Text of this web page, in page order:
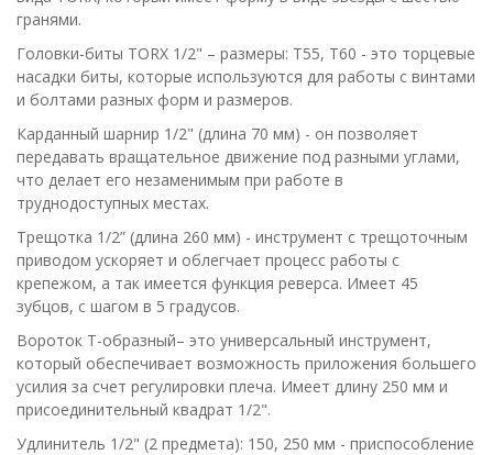
гранями.
Головки-биты TORX 1/2" – размеры: T55, T60 - это торцевые
насадки биты, которые используются для работы с винтами
и болтами разных форм и размеров.
Карданный шарнир 1/2" (длина 70 мм) - он позволяет
передавать вращательное движение под разными углами,
что делает его незаменимым при работе в
труднодоступных местах.
Трещотка 1/2” (длина 260 мм) - инструмент с трещоточным
приводом ускоряет и облегчает процесс работы с
крепежом, а так имеется функция реверса. Имеет 45
зубцов, с шагом в 5 градусов.
Вороток Т-образный– это универсальный инструмент,
который обеспечивает возможность приложения большего
усилия за счет регулировки плеча. Имеет длину 250 мм и
присоединительный квадрат 1/2".
Удлинитель 1/2" (2 предмета): 150, 250 мм - приспособление